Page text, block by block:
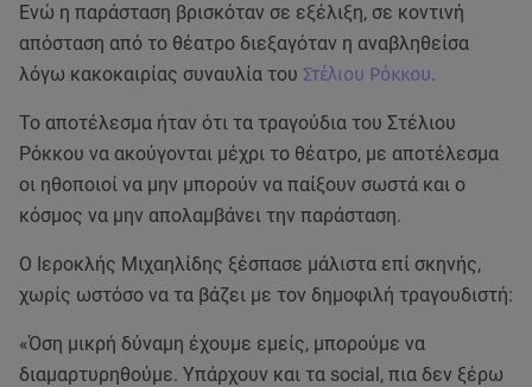
Eνώ η παράσταση βρισκόταν σε εξέλιξη, σε κοντινή
απόσταση από το θέατρο διεξαγόταν η αναβληθείσα
λόγω κακοκαιρίας συναυλία του Στέλιου Ρόκκου.
Το αποτέλεσμα ήταν ότι τα τραγούδια του Στέλιου
Ρόκκου να ακούγονται μέχρι το θέατρο, με αποτέλεσμα
οι ηθοποιοί να μην μπορούν να παίξουν σωστά και ο
κόσμος να μην απολαμβάνει την παράσταση.
Ο Ιεροκλής Μιχαηλίδης ξέσπασε μάλιστα επί σκηνής,
χωρίς ωστόσο να τα βάζει με τον δημοφιλή τραγουδιστή:
«Όση μικρή δύναμη έχουμε εμείς, μπορούμε να
διαμαρτυρηθούμε. Υπάρχουν και τα social, πια δεν ξέρω